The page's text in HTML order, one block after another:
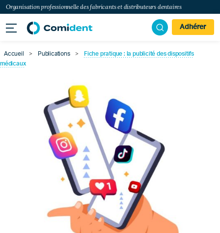
Organisation professionnelle des fabricants et distributeurs dentaires
Adhérer
Accueil > Publications >
Fiche pratique : la publicité des dispositifs
médicaux